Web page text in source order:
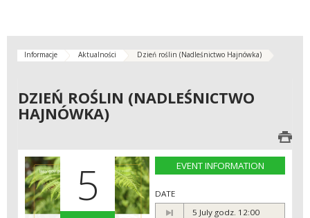
Informacje Aktualności Dzień roślin (Nadleśnictwo Hajnówka)
DZIEŃ ROŚLIN (NADLEŚNICTWO
HAJNÓWKA)
5 EVENT INFORMATION
DATE
5 July godz. 12:00